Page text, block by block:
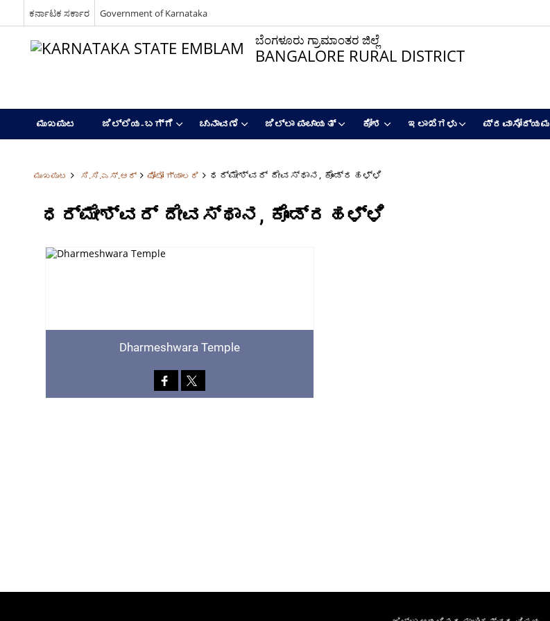
ಕರ್ನಾಟಕ ಸರ್ಕಾರ Government of Karnataka
ಬೆಂಗಳೂರು ಗ್ರಾಮಾಂತರ ಜಿಲ್ಲೆ
BANGALORE RURAL DISTRICT
ಮುಖಪುಟ ಜಿಲ್ಲೆಯ-ಬಗ್ಗೆ ಚುನಾವಣೆ ಜಿಲ್ಲಾ ಪಂಚಾಯತ್ ಕೋಶ ಇಲಾಖೆಗಳು ಪ್ರವಾಸೋದ್ಯಮ
ಮುಖಪುಟ ಸಿ.ಸಿ.ಎಸ್‌.ಆರ್ ಫೋಟೋ ಗ್ಯಾಲರಿ ಧರ್ಮೇಶ್ವರ್ ದೇವಸ್ಥಾನ, ಕೊಂಡ್ರಹಳ್ಳಿ
ಧರ್ಮೇಶ್ವರ್ ದೇವಸ್ಥಾನ, ಕೊಂಡ್ರಹಳ್ಳಿ
Dharmeshwara Temple